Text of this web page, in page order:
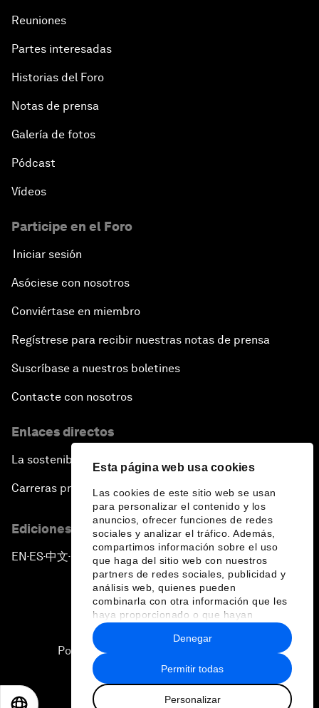
Esta página web usa cookies
Las cookies de este sitio web se usan
para personalizar el contenido y los
anuncios, ofrecer funciones de redes
sociales y analizar el tráfico. Además,
compartimos información sobre el uso
que haga del sitio web con nuestros
partners de redes sociales, publicidad y
análisis web, quienes pueden
combinarla con otra información que les
haya proporcionado o que hayan
recopilado a partir del uso que haya
hecho de sus servicios.
Permitir todas
Personalizar
Denegar
Reuniones
Partes interesadas
Historias del Foro
Notas de prensa
Galería de fotos
Pódcast
Vídeos
Participe en el Foro
Iniciar sesión
Asóciese con nosotros
Conviértase en miembro
Regístrese para recibir nuestras notas de prensa
Suscríbase a nuestros boletines
Contacte con nosotros
Enlaces directos
La sostenibilidad en el Foro
Carreras profesionales
Ediciones en otros idiomas
EN ▪ES▪中文▪ 日本語
Política de privacidad y normas de uso
Sitemap
2026 Foro Económico Mundial